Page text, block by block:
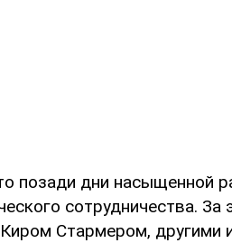
позади дни насыщенной
сотрудничества.
Стармером, другими